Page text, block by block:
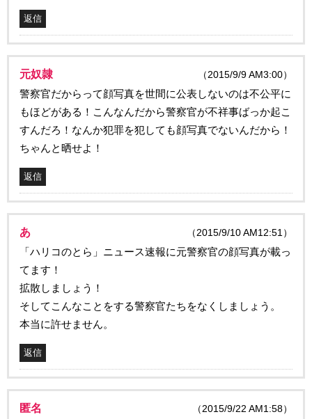
返信
元奴隷 （2015/9/9 AM3:00）
警察官だからって顔写真を世間に公表しないのは不公平に
もほどがある！こんなんだから警察官が不祥事ばっか起こ
すんだろ！なんか犯罪を犯しても顔写真でないんだから！
ちゃんと晒せよ！
返信
あ （2015/9/10 AM12:51）
「ハリコのとら」ニュース速報に元警察官の顔写真が載っ
てます！
拡散しましょう！
そしてこんなことをする警察官たちをなくしましょう。
本当に許せません。
返信
匿名 （2015/9/22 AM1:58）